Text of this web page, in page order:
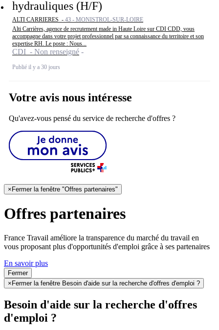
hydrauliques (H/F)
ALTI CARRIERES - 43 - MONISTROL-SUR-LOIRE
Alti Carrières, agence de recrutement made in Haute Loire sur CDI CDD, vous
accompagne dans votre projet professionnel par sa connaissance du territoire et son
expertise RH. Le poste : Nous...
CDI - Non renseigné
Publié il y a 30 jours
Votre avis nous intéresse
Qu'avez-vous pensé du service de recherche d'offres ?
× Fermer la fenêtre "Offres partenaires"
Offres partenaires
France Travail améliore la transparence du marché du travail en
vous proposant plus d'opportunités d'emploi grâce à ses partenaires
En savoir plus
Fermer
×Fermer la fenêtre Besoin d'aide sur la recherche d'offres d'emploi ?
Besoin d'aide sur la recherche d'offres
d'emploi ?